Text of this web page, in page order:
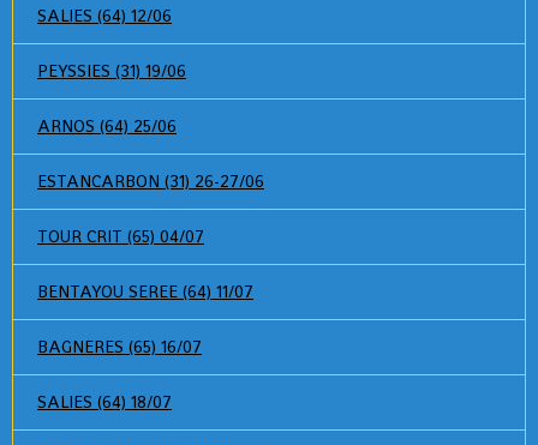
SALIES (64) 12/06
PEYSSIES (31) 19/06
ARNOS (64) 25/06
ESTANCARBON (31) 26-27/06
TOUR CRIT (65) 04/07
BENTAYOU SEREE (64) 11/07
BAGNERES (65) 16/07
SALIES (64) 18/07